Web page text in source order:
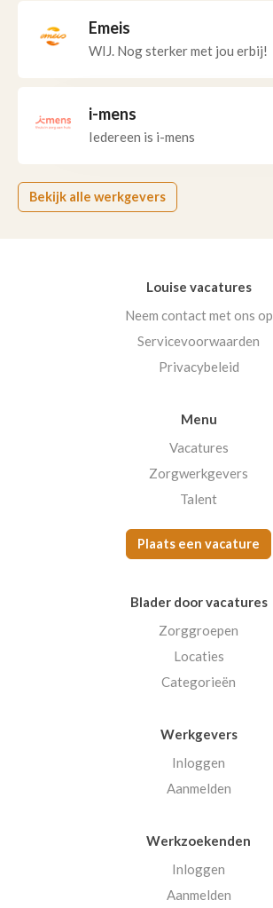
Emeis
WIJ. Nog sterker met jou erbij!
i-mens
Iedereen is i-mens
Bekijk alle werkgevers
Louise vacatures
Neem contact met ons op
Servicevoorwaarden
Privacybeleid
Menu
Vacatures
Zorgwerkgevers
Talent
Plaats een vacature
Blader door vacatures
Zorggroepen
Locaties
Categorieën
Werkgevers
Inloggen
Aanmelden
Werkzoekenden
Inloggen
Aanmelden